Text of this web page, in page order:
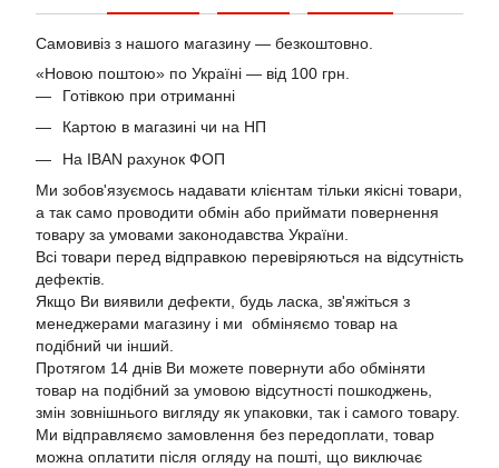
Самовивіз з нашого магазину — безкоштовно.
«Новою поштою» по Україні — від 100 грн.
Готівкою при отриманні
Картою в магазині чи на НП
На IBAN рахунок ФОП
Ми зобов'язуємось надавати клієнтам тільки якісні товари,
а так само проводити обмін або приймати повернення
товару за умовами законодавства України.
Всі товари перед відправкою перевіряються на відсутність
дефектів.
Якщо Ви виявили дефекти, будь ласка, зв'яжіться з
менеджерами магазину і ми обміняємо товар на
подібний чи інший.
Протягом 14 днів Ви можете повернути або обміняти
товар на подібний за умовою відсутності пошкоджень,
змін зовнішнього вигляду як упаковки, так і самого товару.
Ми відправляємо замовлення без передоплати, товар
можна оплатити після огляду на пошті, що виключає